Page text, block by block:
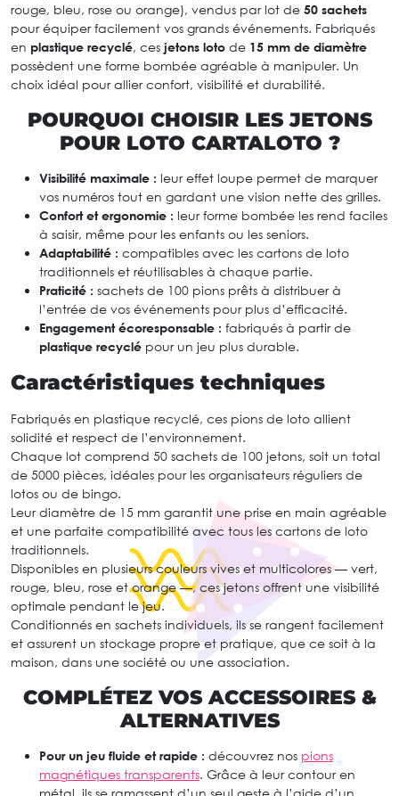
rouge, bleu, rose ou orange), vendus par lot de 50 sachets
pour équiper facilement vos grands événements. Fabriqués
en plastique recyclé, ces jetons loto de 15 mm de diamètre
possèdent une forme bombée agréable à manipuler. Un
choix idéal pour allier confort, visibilité et durabilité.
POURQUOI CHOISIR LES JETONS
POUR LOTO CARTALOTO ?
Visibilité maximale : leur effet loupe permet de marquer
vos numéros tout en gardant une vision nette des grilles.
Confort et ergonomie : leur forme bombée les rend faciles
à saisir, même pour les enfants ou les seniors.
Adaptabilité : compatibles avec les cartons de loto
traditionnels et réutilisables à chaque partie.
Praticité : sachets de 100 pions prêts à distribuer à
l’entrée de vos événements pour plus d’efficacité.
Engagement écoresponsable : fabriqués à partir de
plastique recyclé pour un jeu plus durable.
Caractéristiques techniques
Fabriqués en plastique recyclé, ces pions de loto allient
solidité et respect de l’environnement.
Chaque lot comprend 50 sachets de 100 jetons, soit un total
de 5000 pièces, idéales pour les organisateurs réguliers de
lotos ou de bingo.
Leur diamètre de 15 mm garantit une prise en main agréable
et une parfaite compatibilité avec tous les cartons de loto
traditionnels.
Disponibles en plusieurs couleurs vives et multicolores — vert,
rouge, bleu, rose et orange —, ces jetons offrent une visibilité
optimale pendant le jeu.
Conditionnés en sachets individuels, ils se rangent facilement
et assurent un stockage propre et pratique, que ce soit à la
maison, dans une société ou une association.
COMPLÉTEZ VOS ACCESSOIRES &
ALTERNATIVES
Pour un jeu fluide et rapide : découvrez nos pions
magnétiques transparents. Grâce à leur contour en
métal, ils se ramassent d’un seul geste à l’aide d’un